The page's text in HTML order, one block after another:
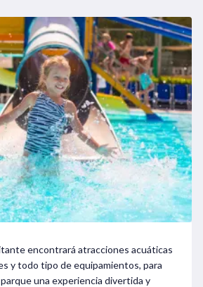
encontrará atracciones acuáticas
y todo tipo de equipamientos, para
una experiencia divertida y